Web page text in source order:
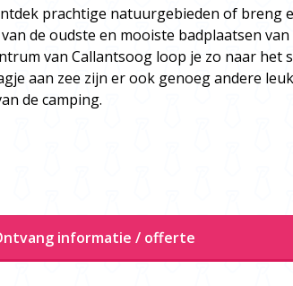
prachtige natuurgebieden of breng
de oudste en mooiste badplaatsen van
van Callantsoog loop je zo naar het
aan zee zijn er ook genoeg andere
de camping.
informatie / offerte